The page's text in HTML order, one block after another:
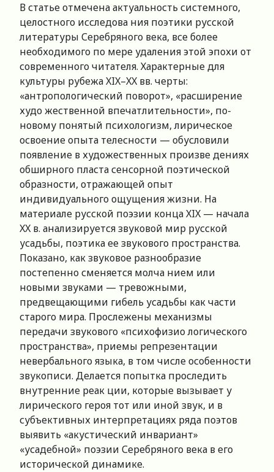
В статье отмечена актуальность системного,
целостного исследова ния поэтики русской
литературы Серебряного века, все более
необходимого по мере удаления этой эпохи от
современного читателя. Характерные для
культуры рубежа XIX–XX вв. черты:
«антропологический поворот», «расширение
худо жественной впечатлительности», по-
новому понятый психологизм, лирическое
освоение опыта телесности — обусловили
появление в художественных произве дениях
обширного пласта сенсорной поэтической
образности, отражающей опыт
индивидуального ощущения жизни. На
материале русской поэзии конца XIX — начала
XX в. анализируется звуковой мир русской
усадьбы, поэтика ее звукового пространства.
Показано, как звуковое разнообразие
постепенно сменяется молча нием или
новыми звуками — тревожными,
предвещающими гибель усадьбы как части
старого мира. Прослежены механизмы
передачи звукового «психофизио логического
пространства», приемы репрезентации
невербального языка, в том числе особенности
звукописи. Делается попытка проследить
внутренние реак ции, которые вызывает у
лирического героя тот или иной звук, и в
субъективных интерпретациях ряда поэтов
выявить «акустический инвариант»
«усадебной» поэзии Серебряного века в его
исторической динамике.